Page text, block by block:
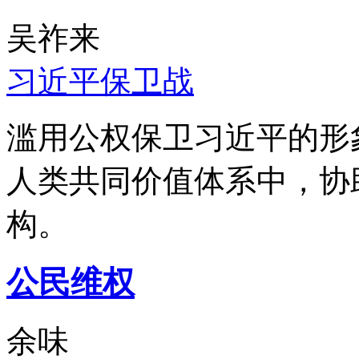
吴祚来
习近平保卫战
滥用公权保卫习近平的
人类共同价值体系中，
构。
公民维权
余味